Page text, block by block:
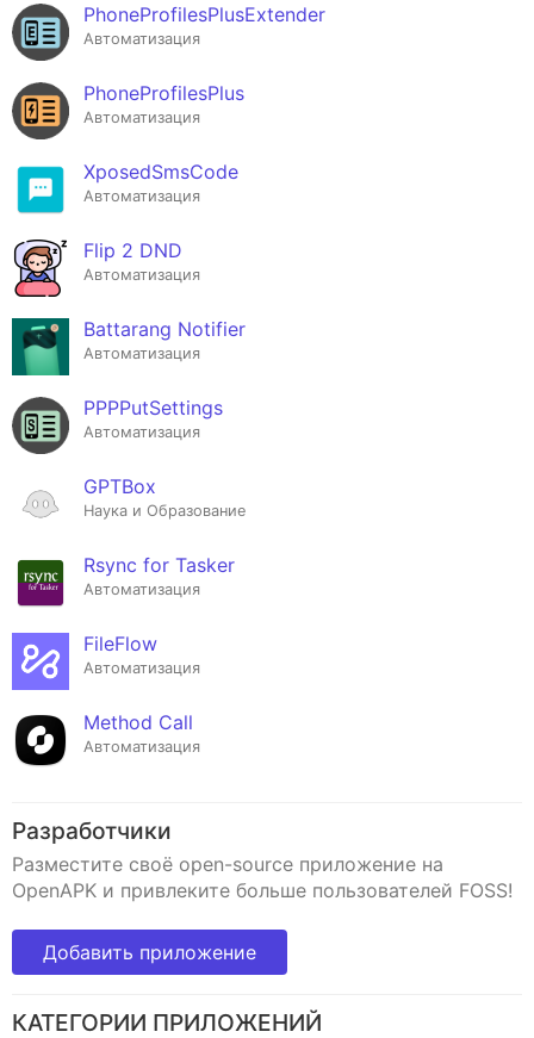
PhoneProfilesPlusExtender
Автоматизация
PhoneProfilesPlus
Автоматизация
XposedSmsCode
Автоматизация
Flip 2 DND
Автоматизация
Battarang Notifier
Автоматизация
PPPPutSettings
Автоматизация
GPTBox
Наука и Образование
Rsync for Tasker
Автоматизация
FileFlow
Автоматизация
Method Call
Автоматизация
Разработчики
Разместите своё open-source приложение на
OpenAPK и привлеките больше пользователей FOSS!
Добавить приложение
КАТЕГОРИИ ПРИЛОЖЕНИЙ